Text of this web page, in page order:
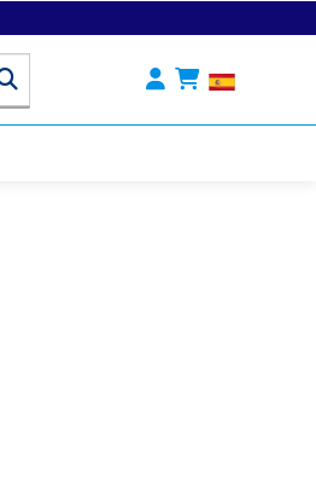
Identifícate